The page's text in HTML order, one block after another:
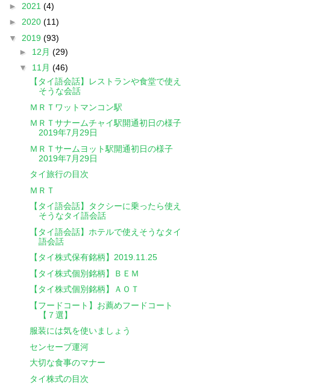
► 2021 (4)
► 2020 (11)
▼ 2019 (93)
► 12月 (29)
▼ 11月 (46)
【タイ語会話】レストランや食堂で使え
そうな会話
ＭＲＴワットマンコン駅
ＭＲＴサナームチャイ駅開通初日の様子
2019年7月29日
ＭＲＴサームヨット駅開通初日の様子
2019年7月29日
タイ旅行の目次
ＭＲＴ
【タイ語会話】タクシーに乗ったら使え
そうなタイ語会話
【タイ語会話】ホテルで使えそうなタイ
語会話
【タイ株式保有銘柄】2019.11.25
【タイ株式個別銘柄】ＢＥＭ
【タイ株式個別銘柄】ＡＯＴ
【フードコート】お薦めフードコート
【７選】
服装には気を使いましょう
センセーブ運河
大切な食事のマナー
タイ株式の目次